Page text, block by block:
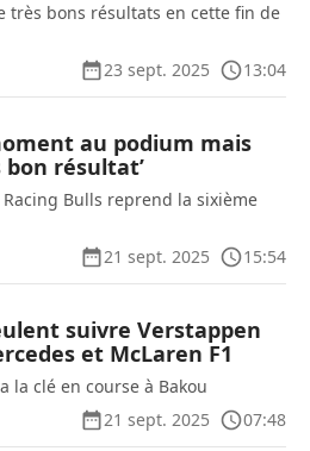
très bons résultats en cette fin de
23 sept. 2025
13:04
au podium mais
résultat’
Bulls reprend la sixième
21 sept. 2025
15:54
suivre Verstappen
et McLaren F1
la clé en course à Bakou
21 sept. 2025
07:48